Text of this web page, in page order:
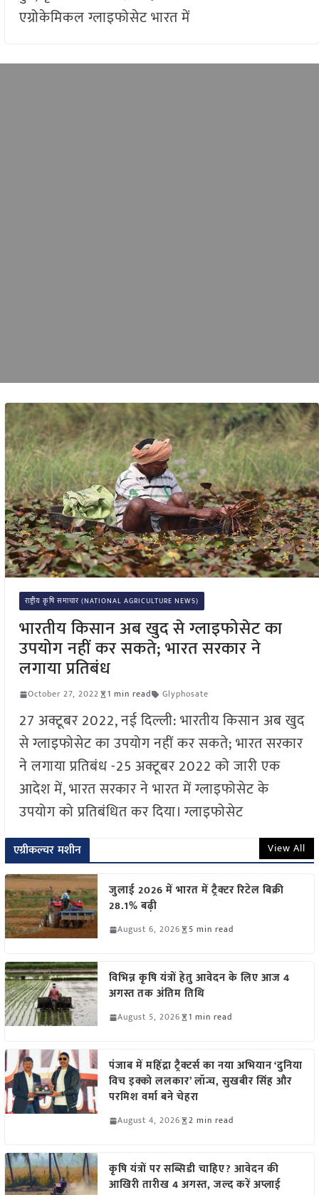
एग्रोकेमिकल ग्लाइफोसेट भारत में
राष्ट्रीय कृषि समाचार (NATIONAL AGRICULTURE NEWS)
भारतीय किसान अब खुद से ग्लाइफोसेट का
उपयोग नहीं कर सकते; भारत सरकार ने
लगाया प्रतिबंध
October 27, 2022 1 min read Glyphosate
27 अक्टूबर 2022, नई दिल्ली: भारतीय किसान अब खुद
से ग्लाइफोसेट का उपयोग नहीं कर सकते; भारत सरकार
ने लगाया प्रतिबंध -25 अक्टूबर 2022 को जारी एक
आदेश में, भारत सरकार ने भारत में ग्लाइफोसेट के
उपयोग को प्रतिबंधित कर दिया। ग्लाइफोसेट
एग्रीकल्चर मशीन View All
जुलाई 2026 में भारत में ट्रैक्टर रिटेल बिक्री
28.1% बढ़ी
August 6, 2026 5 min read
विभिन्न कृषि यंत्रों हेतु आवेदन के लिए आज 4
अगस्त तक अंतिम तिथि
August 5, 2026 1 min read
पंजाब में महिंद्रा ट्रैक्टर्स का नया अभियान ‘दुनिया
विच इक्को ललकार’ लॉन्च, सुखबीर सिंह और
परमिश वर्मा बने चेहरा
August 4, 2026 2 min read
कृषि यंत्रों पर सब्सिडी चाहिए? आवेदन की
आखिरी तारीख 4 अगस्त, जल्द करें अप्लाई